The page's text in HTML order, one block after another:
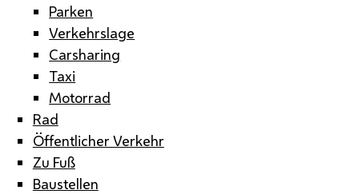
Parken
Verkehrslage
Carsharing
Taxi
Motorrad
Rad
Öffentlicher Verkehr
Zu Fuß
Baustellen